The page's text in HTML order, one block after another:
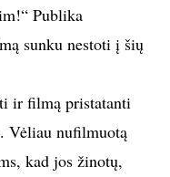
Publika
sunku nestoti į šių
ir filmą pristatanti
Vėliau nufilmuotą
kad jos žinotų,